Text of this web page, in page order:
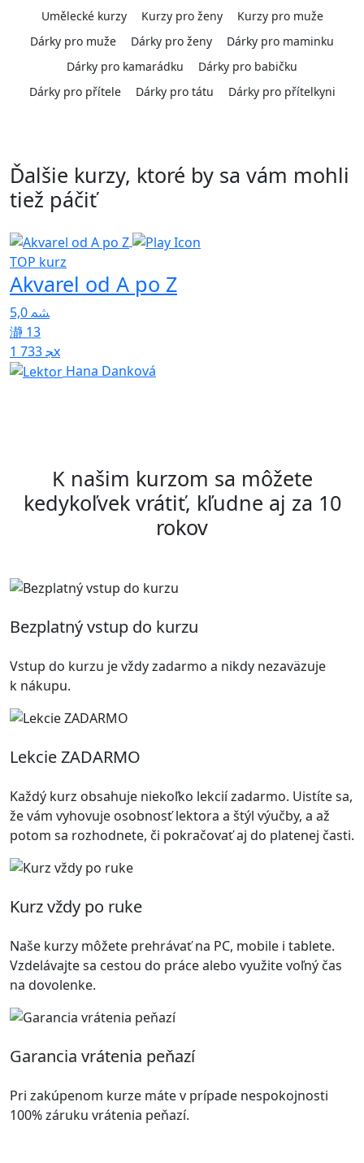
Umělecké kurzy Kurzy pro ženy
Kurzy pro muže
Dárky pro muže
Dárky pro ženy
Dárky pro maminku
Dárky pro kamarádku
Dárky pro babičku
Dárky pro přítele
Dárky pro tátu Dárky pro přítelkyni
Ďalšie kurzy, ktoré by sa vám mohli
tiež páčiť
TOP kurz
Akvarel od A po Z
5,0
13
1 733x
Hana Danková
K našim kurzom sa môžete
kedykoľvek vrátiť, kľudne aj za 10
rokov
Bezplatný vstup do kurzu
Vstup do kurzu je vždy zadarmo a nikdy nezaväzuje
k nákupu.
Lekcie ZADARMO
Každý kurz obsahuje niekoľko lekcií zadarmo. Uistíte sa,
že vám vyhovuje osobnosť lektora a štýl výučby, a až
potom sa rozhodnete, či pokračovať aj do platenej časti.
Kurz vždy po ruke
Naše kurzy môžete prehrávať na PC, mobile i tablete.
Vzdelávajte sa cestou do práce alebo využite voľný čas
na dovolenke.
Garancia vrátenia peňazí
Pri zakúpenom kurze máte v prípade nespokojnosti
100% záruku vrátenia peňazí.